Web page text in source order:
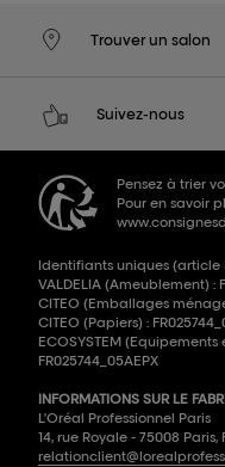
Trouver un salon
Suivez-nous
Pensez à trier
Pour en savoir
Identifiants uniques (article
VALDELIA (Ameublement) :
CITEO (Emballages
CITEO (Papiers) :
ECOSYSTEM
FR025744_05AEPX
INFORMATIONS SUR LE
L'Oréal Professionnel Paris
14, rue Royale - 75008 Paris,